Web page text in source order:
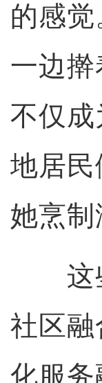
的感觉
一边
不仅成
地居民
她烹制
这些
社区
化服